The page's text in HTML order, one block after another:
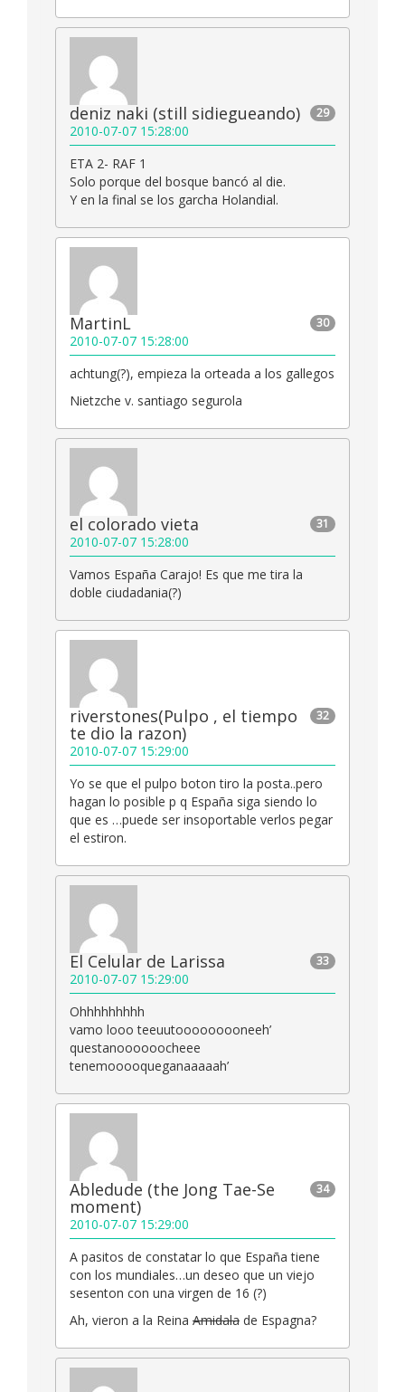
29
deniz naki (still sidiegueando)
2010-07-07 15:28:00
ETA 2- RAF 1
Solo porque del bosque bancó al die.
Y en la final se los garcha Holandial.
30
MartinL
2010-07-07 15:28:00
achtung(?), empieza la orteada a los gallegos
Nietzche v. santiago segurola
31
el colorado vieta
2010-07-07 15:28:00
Vamos España Carajo! Es que me tira la
doble ciudadania(?)
32
riverstones(Pulpo , el tiempo
te dio la razon)
2010-07-07 15:29:00
Yo se que el pulpo boton tiro la posta..pero
hagan lo posible p q España siga siendo lo
que es …puede ser insoportable verlos pegar
el estiron.
33
El Celular de Larissa
2010-07-07 15:29:00
Ohhhhhhhhh
vamo looo teeuutooooooooneeh’
questanoooooocheee
tenemooooqueganaaaaah’
34
Abledude (the Jong Tae-Se
moment)
2010-07-07 15:29:00
A pasitos de constatar lo que España tiene
con los mundiales…un deseo que un viejo
sesenton con una virgen de 16 (?)
Ah, vieron a la Reina Amidala de Espagna?